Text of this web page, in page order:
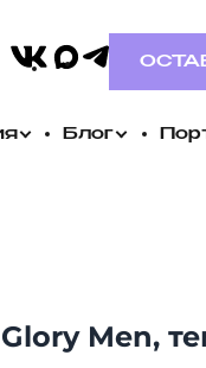
VK MAXTelegram
Блог
Men,